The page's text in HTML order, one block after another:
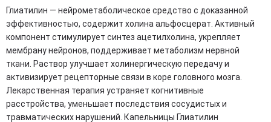
Глиатилин — нейрометаболическое средство с доказанной
эффективностью, содержит холина альфосцерат. Активный
компонент стимулирует синтез ацетилхолина, укрепляет
мембрану нейронов, поддерживает метаболизм нервной
ткани. Раствор улучшает холинергическую передачу и
активизирует рецепторные связи в коре головного мозга.
Лекарственная терапия устраняет когнитивные
расстройства, уменьшает последствия сосудистых и
травматических нарушений. Капельницы Глиатилин